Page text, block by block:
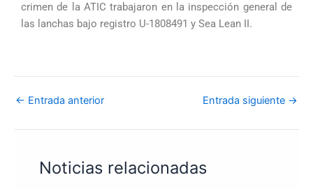
crimen de la ATIC trabajaron en la inspección general de
las lanchas bajo registro U-1808491 y Sea Lean II.
← Entrada anterior Entrada siguiente →
Noticias relacionadas